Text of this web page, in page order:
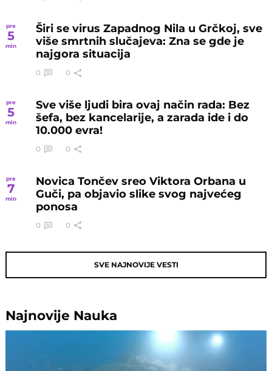
pre
5
min
Širi se virus Zapadnog Nila u Grčkoj, sve
više smrtnih slučajeva: Zna se gde je
najgora situacija
0 0
pre
5
min
Sve više ljudi bira ovaj način rada: Bez
šefa, bez kancelarije, a zarada ide i do
10.000 evra!
0 0
pre
7
min
Novica Tončev sreo Viktora Orbana u
Guči, pa objavio slike svog najvećeg
ponosa
0 0
SVE NAJNOVIJE VESTI
Najnovije Nauka